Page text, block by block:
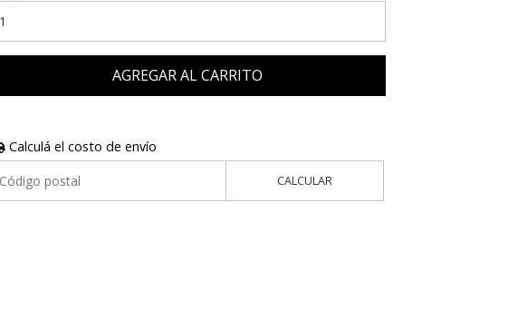
AGREGAR AL CARRITO
Calculá el costo de envío
CALCULAR